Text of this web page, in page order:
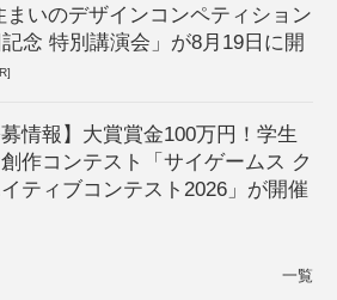
まいのデザインコンペティション
念 特別講演会」が8月19日に開
募情報】大賞賞金100万円！学生
作コンテスト「サイゲームス ク
イティブコンテスト2026」が開催
一覧